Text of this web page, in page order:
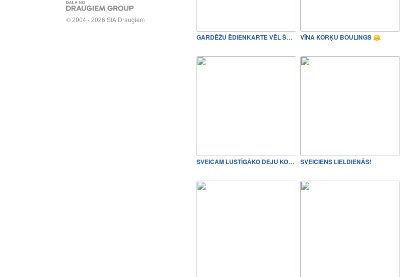
© 2004 - 2026 SIA Draugiem
GARDĒŽU ĒDIENKARTE VĒL ŠODIEN! VĪNA KORĶU BOULINGS
SVEICAM LUSTĪGĀKO DEJU KOLE… SVEICIENS LIELDIENĀS!